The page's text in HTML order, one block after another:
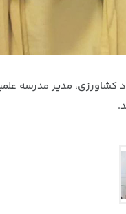
مدیر مدرسه